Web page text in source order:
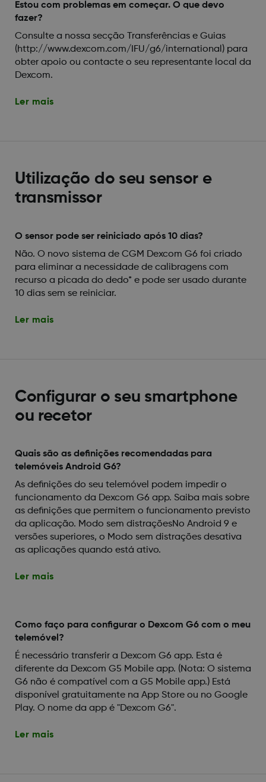
Estou com problemas em começar. O que devo
fazer?
Consulte a nossa secção Transferências e Guias
(http://www.dexcom.com/IFU/g6/international) para
obter apoio ou contacte o seu representante local da
Dexcom.
Ler mais
Utilização do seu sensor e
transmissor
O sensor pode ser reiniciado após 10 dias?
Não. O novo sistema de CGM Dexcom G6 foi criado
para eliminar a necessidade de calibragens com
recurso a picada do dedo* e pode ser usado durante
10 dias sem se reiniciar.
Ler mais
Configurar o seu smartphone
ou recetor
Quais são as definições recomendadas para
telemóveis Android G6?
As definições do seu telemóvel podem impedir o
funcionamento da Dexcom G6 app. Saiba mais sobre
as definições que permitem o funcionamento previsto
da aplicação. Modo sem distraçõesNo Android 9 e
versões superiores, o Modo sem distrações desativa
as aplicações quando está ativo.
Ler mais
Como faço para configurar o Dexcom G6 com o meu
telemóvel?
É necessário transferir a Dexcom G6 app. Esta é
diferente da Dexcom G5 Mobile app. (Nota: O sistema
G6 não é compatível com a G5 Mobile app.) Está
disponível gratuitamente na App Store ou no Google
Play. O nome da app é "Dexcom G6".
Ler mais